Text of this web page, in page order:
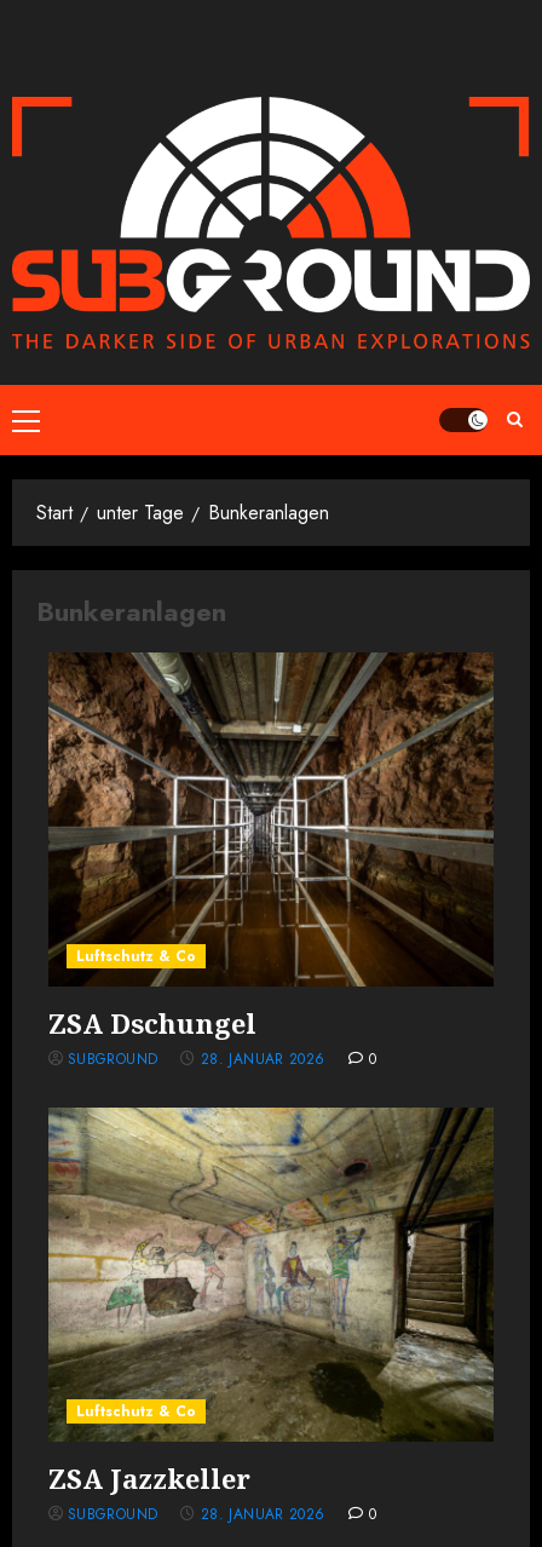
Primäres
Menü
Start unter Tage Bunkeranlagen
Bunkeranlagen
Luftschutz & Co
ZSA Dschungel
SUBGROUND 28. JANUAR 2026 0
Luftschutz & Co
ZSA Jazzkeller
SUBGROUND 28. JANUAR 2026 0